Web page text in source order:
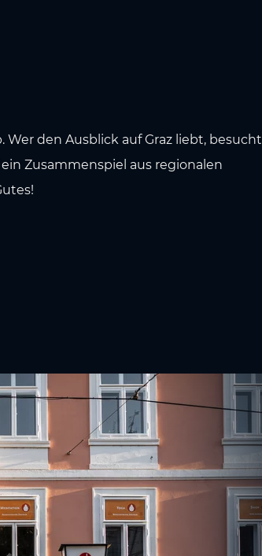
Wer den Ausblick auf Graz liebt, besucht
Zusammenspiel aus regionalen